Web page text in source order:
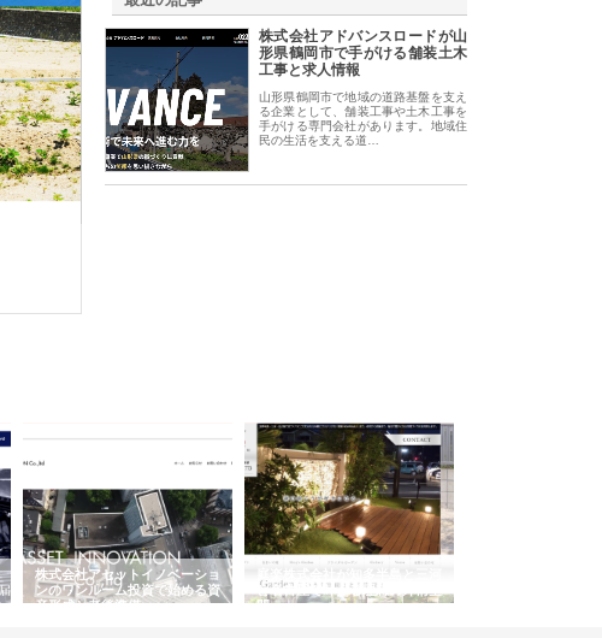
株式会社アドバンスロードが山
形県鶴岡市で手がける舗装土木
工事と求人情報
山形県鶴岡市で地域の道路基盤を支え
る企業として、舗装工事や土木工事を
手がける専門会社があります。地域住
民の生活を支える道…
株式会社アセットイノベーショ
ンのワンルーム投資で始める資
産形成と老後準備
と名古屋で叶える理想の外構空
間